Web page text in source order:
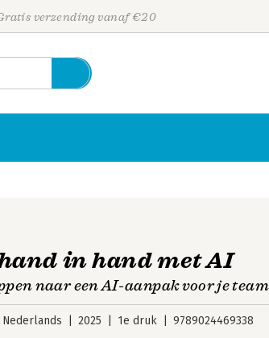
verzending vanaf €20
in hand met AI
naar een AI-aanpak voor je team
Nederlands 2025 1e druk 9789024469338
Personen